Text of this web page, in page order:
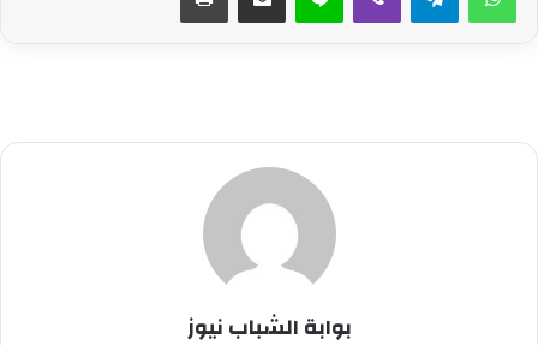
بوابة الشباب نيوز